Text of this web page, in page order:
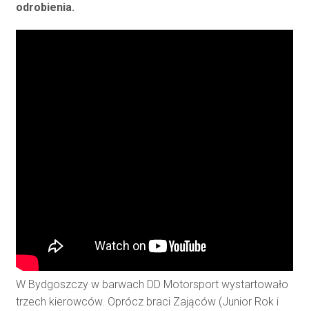
odrobienia.
W Bydgoszczy w barwach DD Motorsport wystartowało
trzech kierowców. Oprócz braci Zająców (Junior Rok i